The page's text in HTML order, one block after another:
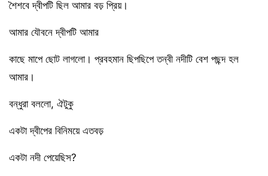
শৈশবে দ্বীপটি ছিল আমার বড় প্রিয়।
আমার যৌবনে দ্বীপটি আমার
কাছে মাপে ছোট লাগলো। প্রবহমান ছিপছিপে তন্বী নদীটি বেশ পছন্দ হল
আমার।
বন্ধুরা বললো, ঐটুকু
একটা দ্বীপের বিনিময়ে এতবড়
একটা নদী পেয়েছিস?